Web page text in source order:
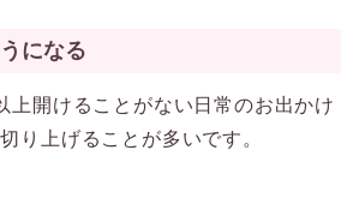
になる
上開けることがない日常のお出かけ
り上げることが多いです。